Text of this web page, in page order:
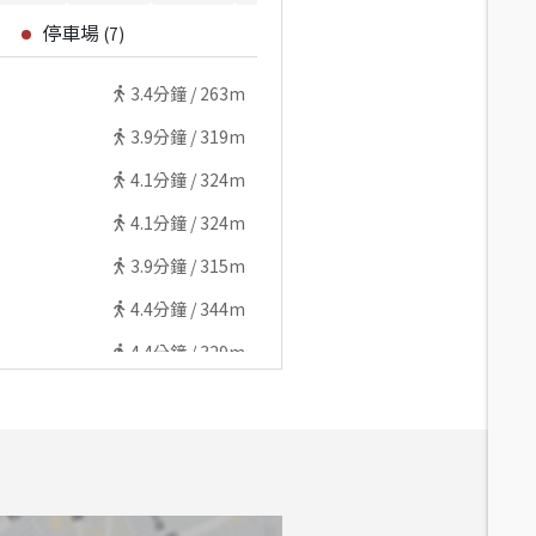
停車場 (7)
3.4分鐘 / 263m
3.9分鐘 / 319m
4.1分鐘 / 324m
4.1分鐘 / 324m
3.9分鐘 / 315m
4.4分鐘 / 344m
4.4分鐘 / 329m
分鐘 /